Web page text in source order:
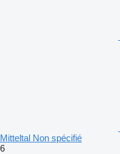
Mitteltal Non spécifié
6